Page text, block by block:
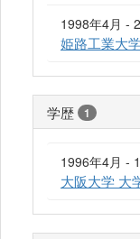
1998年4月 -
姫路工業大
学歴 1
1996年4月 -
大阪大学 大